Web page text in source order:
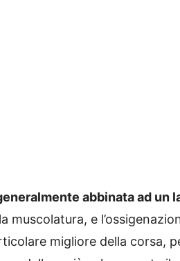
abbinata ad un
muscolatura, e
migliore della corsa,